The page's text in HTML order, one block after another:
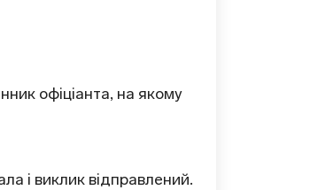
офіціанта, на якому
і виклик відправлений.